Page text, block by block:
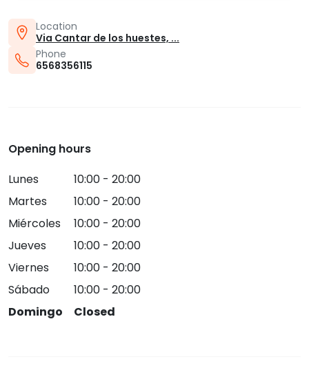
Location
Via Cantar de los huestes, ...
Phone
6568356115
Opening hours
Lunes
10:00 - 20:00
Martes
10:00 - 20:00
Miércoles
10:00 - 20:00
Jueves
10:00 - 20:00
Viernes
10:00 - 20:00
Sábado
10:00 - 20:00
Domingo
Closed